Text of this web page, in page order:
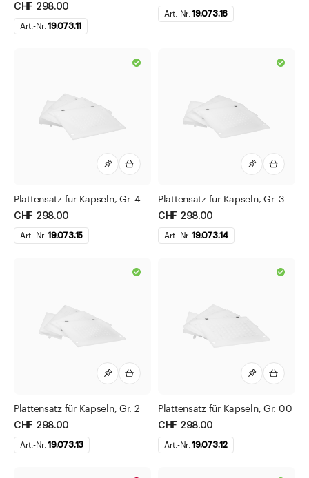
Messzylinder
Petrischalen
pH-Indikatoren
Pinzetten und Zangen
Propipetten (Peleus-Bälle)
Pyknometer DURAN®
Rührstäbe
Schaufeln und Löffel
Siphonspitzen (Gummihütchen)
Spatel
CHF 298.00
Art.-Nr.19.073.11
Art.-Nr.19.073.16
Plattensatz für Kapseln, Gr. 4
CHF 298.00
Art.-Nr.19.073.15
Plattensatz für Kapseln, Gr. 3
CHF 298.00
Art.-Nr.19.073.14
Plattensatz für Kapseln, Gr. 2
CHF 298.00
Art.-Nr.19.073.13
Plattensatz für Kapseln, Gr. 00
CHF 298.00
Art.-Nr.19.073.12